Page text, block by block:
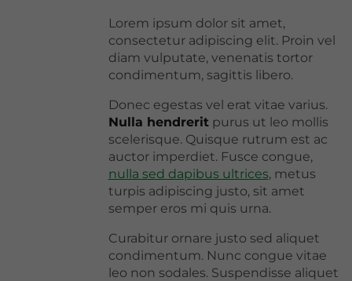
Lorem ipsum dolor sit amet,
consectetur adipiscing elit. Proin vel
diam vulputate, venenatis tortor
condimentum, sagittis libero.
Donec egestas vel erat vitae varius.
Nulla hendreritpurus ut leo mollis
scelerisque. Quisque rutrum est ac
auctor imperdiet. Fusce congue,
nulla sed dapibus ultrices, metus
turpis adipiscing justo, sit amet
semper eros mi quis urna.
Curabitur ornare justo sed aliquet
condimentum. Nunc congue vitae
leo non sodales. Suspendisse aliquet